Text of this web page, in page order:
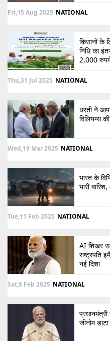
Fri,15 Aug 2025 NATIONAL
किसानों के
निधि का
2,000
Thu,31 Jul 2025 NATIONAL
धरती ने
विलियम्स
Wed,19 Mar 2025 NATIONAL
भारत के
भारी
Tue,11 Feb 2025 NATIONAL
AI शिखर
राष्ट्रपति
नई दिशा
Sat,8 Feb 2025 NATIONAL
जीनोम